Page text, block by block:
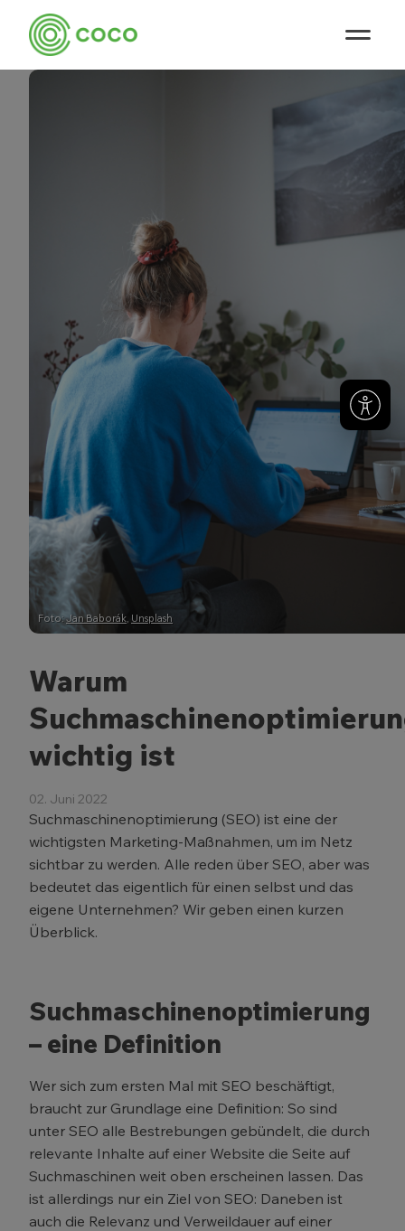
Foto:Jan Baborák, Unsplash
Warum
wichtig ist
02. Juni 2022
Suchmaschinenoptimierung (SEO) ist eine der
wichtigsten Marketing-Maßnahmen, um im Netz
sichtbar zu werden. Alle reden über SEO, aber was
bedeutet das eigentlich für einen selbst und das
eigene Unternehmen? Wir geben einen kurzen
Überblick.
Suchmaschinenoptimierung
– eine Definition
Wer sich zum ersten Mal mit SEO beschäftigt,
braucht zur Grundlage eine Definition: So sind
unter SEO alle Bestrebungen gebündelt, die durch
relevante Inhalte auf einer Website die Seite auf
Suchmaschinen weit oben erscheinen lassen. Das
ist allerdings nur ein Ziel von SEO: Daneben ist
auch die Relevanz und Verweildauer auf einer